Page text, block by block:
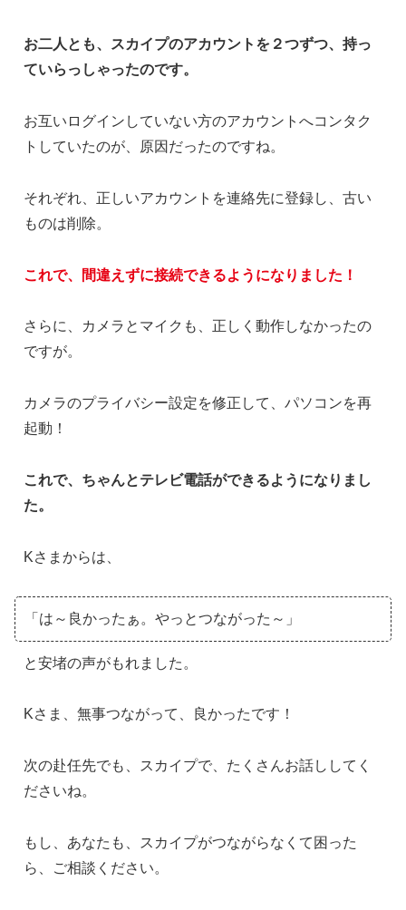
お二人とも、スカイプのアカウントを２つずつ、持っ
ていらっしゃったのです。
お互いログインしていない方のアカウントへコンタク
トしていたのが、原因だったのですね。
それぞれ、正しいアカウントを連絡先に登録し、古い
ものは削除。
これで、間違えずに接続できるようになりました！
さらに、カメラとマイクも、正しく動作しなかったの
ですが。
カメラのプライバシー設定を修正して、パソコンを再
起動！
これで、ちゃんとテレビ電話ができるようになりまし
た。
Kさまからは、
「は～良かったぁ。やっとつながった～」
と安堵の声がもれました。
Kさま、無事つながって、良かったです！
次の赴任先でも、スカイプで、たくさんお話ししてく
ださいね。
もし、あなたも、スカイプがつながらなくて困った
ら、ご相談ください。